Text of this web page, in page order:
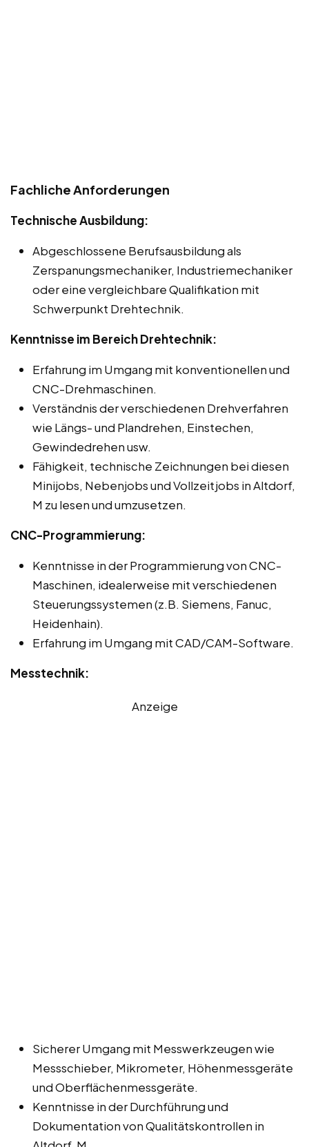
Fachliche Anforderungen
Technische Ausbildung:
Abgeschlossene Berufsausbildung als
Zerspanungsmechaniker, Industriemechaniker
oder eine vergleichbare Qualifikation mit
Schwerpunkt Drehtechnik.
Kenntnisse im Bereich Drehtechnik:
Erfahrung im Umgang mit konventionellen und
CNC-Drehmaschinen.
Verständnis der verschiedenen Drehverfahren
wie Längs- und Plandrehen, Einstechen,
Gewindedrehen usw.
Fähigkeit, technische Zeichnungen bei diesen
Minijobs, Nebenjobs und Vollzeitjobs in Altdorf,
M zu lesen und umzusetzen.
CNC-Programmierung:
Kenntnisse in der Programmierung von CNC-
Maschinen, idealerweise mit verschiedenen
Steuerungssystemen (z.B. Siemens, Fanuc,
Heidenhain).
Erfahrung im Umgang mit CAD/CAM-Software.
Messtechnik:
Anzeige
Sicherer Umgang mit Messwerkzeugen wie
Messschieber, Mikrometer, Höhenmessgeräte
und Oberflächenmessgeräte.
Kenntnisse in der Durchführung und
Dokumentation von Qualitätskontrollen in